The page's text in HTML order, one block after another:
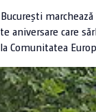
aniversare care
Comunitatea